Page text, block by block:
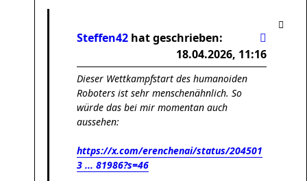
Steffen42 hat geschrieben:
18.04.2026, 11:16
Dieser Wettkampfstart des humanoiden
Roboters ist sehr menschenähnlich. So
würde das bei mir momentan auch
aussehen:
https://x.com/erenchenai/status/204501
3 ... 81986?s=46